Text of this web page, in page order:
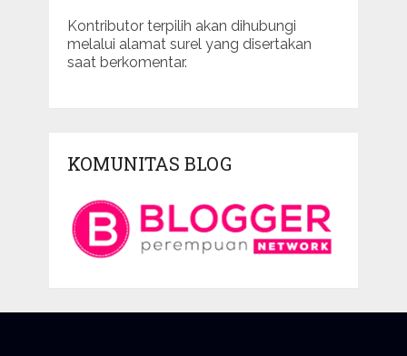
Kontributor terpilih akan dihubungi
melalui alamat surel yang disertakan
saat berkomentar.
KOMUNITAS BLOG